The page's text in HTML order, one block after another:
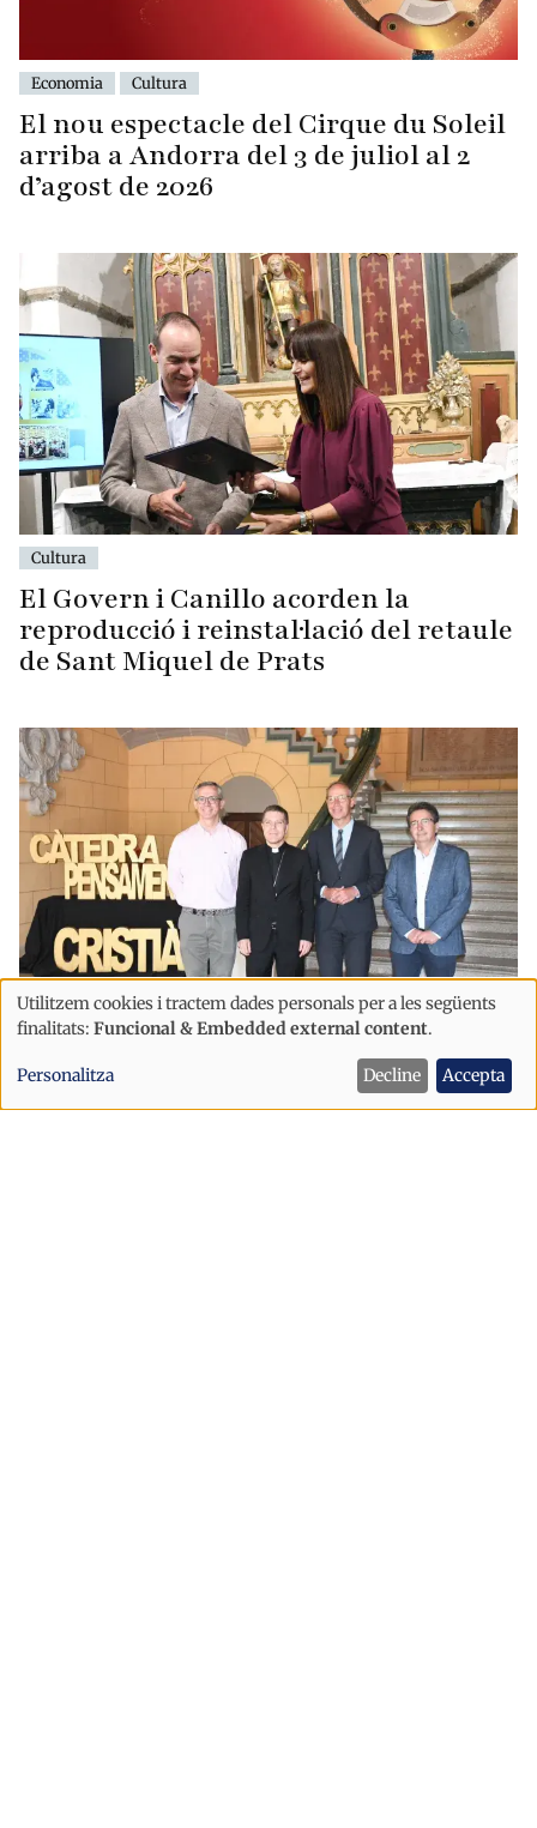
Economia Cultura
El nou espectacle del Cirque du Soleil
arriba a Andorra del 3 de juliol al 2
d’agost de 2026
Cultura
El Govern i Canillo acorden la
reproducció i reinstal·lació del retaule
de Sant Miquel de Prats
Cultura
El copríncep Serrano inaugura a la
Seu la 23a Càtedra de Pensament
Ús
de
dades
Utilitzem cookies i tractem dades personals per a les següents
finalitats: Funcional & Embedded external content.
Personalitza Decline Accepta